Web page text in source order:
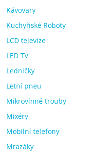
Kávovary
Kuchyňské Roboty
LCD televize
LED TV
Ledničky
Letní pneu
Mikrovlnné trouby
Mixéry
Mobilní telefony
Mrazáky